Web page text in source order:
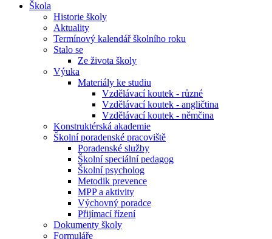
Škola
Historie školy
Aktuality
Termínový kalendář školního roku
Stalo se
Ze života školy
Výuka
Materiály ke studiu
Vzdělávací koutek - různé
Vzdělávací koutek - angličtina
Vzdělávací koutek - němčina
Konstruktérská akademie
Školní poradenské pracoviště
Poradenské služby
Školní speciální pedagog
Školní psycholog
Metodik prevence
MPP a aktivity
Výchovný poradce
Přijímací řízení
Dokumenty školy
Formuláře